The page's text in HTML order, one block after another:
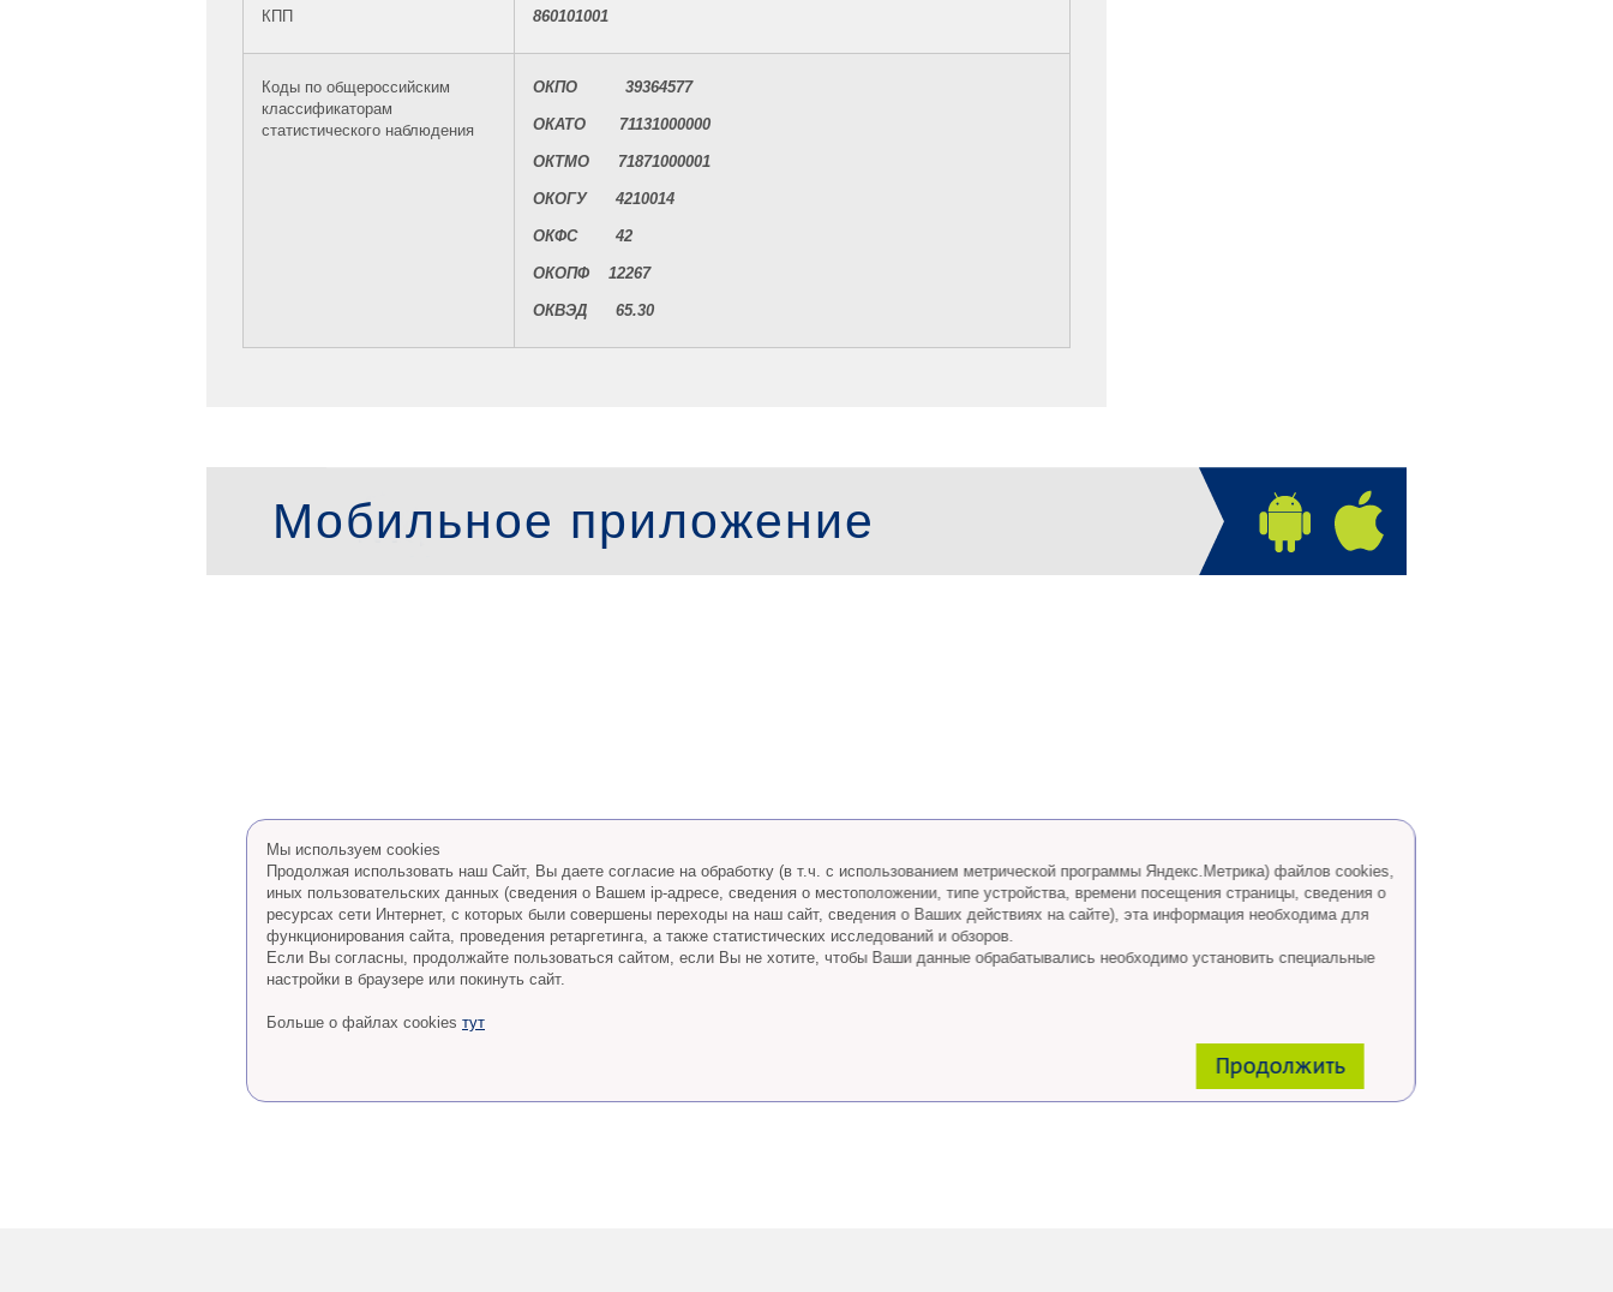
КПП 860101001
Коды по общероссийским
классификаторам
статистического наблюдения
ОКПО 39364577
ОКАТО 71131000000
ОКТМО 71871000001
ОКОГУ 4210014
ОКФС 42
ОКОПФ 12267
ОКВЭД 65.30
Мобильное приложение
Мы используем cookies
Продолжая использовать наш Сайт, Вы даете согласие на обработку (в т.ч. с использованием метрической программы Яндекс.Метрика) файлов cookies,
иных пользовательских данных (сведения о Вашем ip-адресе, сведения о местоположении, типе устройства, времени посещения страницы, сведения о
ресурсах сети Интернет, с которых были совершены переходы на наш сайт, сведения о Ваших действиях на сайте), эта информация необходима для
функционирования сайта, проведения ретаргетинга, а также статистических исследований и обзоров.
Eсли Вы согласны, продолжайте пользоваться сайтом, если Вы не хотите, чтобы Ваши данные обрабатывались необходимо установить специальные
настройки в браузере или покинуть сайт.
Больше о файлах cookies тут
Продолжить